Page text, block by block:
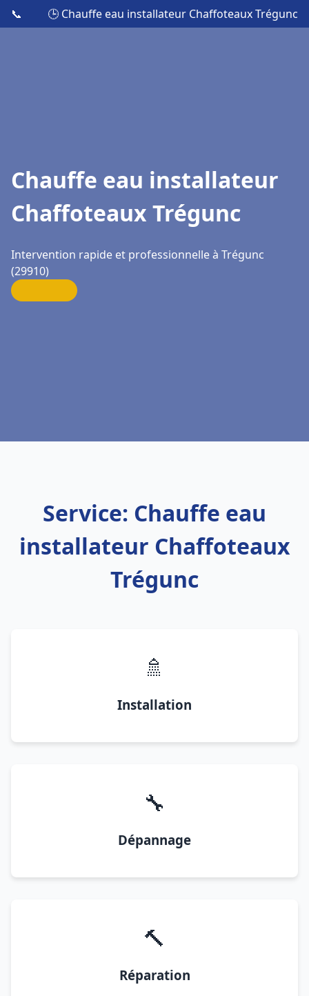
📞 🕒 Chauffe eau installateur Chaffoteaux Trégunc
Chauffe eau installateur
Chaffoteaux Trégunc
Intervention rapide et professionnelle à Trégunc
(29910)
Service: Chauffe eau
installateur Chaffoteaux
Trégunc
🚿
Installation
🔧
Dépannage
🔨
Réparation